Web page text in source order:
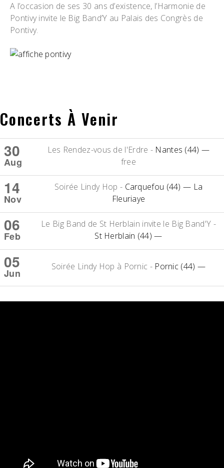
A l’occasion de ses 30 ans d’existence, l’Harmonie de
Pontivy invite le Big Band’Y au Palais des Congrès de
Pontivy.
Concerts À Venir
30
Aug
Les Rendez-vous de l'Erdre - Nantes (44) —
free
14
Nov
Soirée Lindy Hop - Carquefou (44) — La
Fleuriaye
06
Feb
Le Big Band de St Herblain invite le Big Band'Y -
St Herblain (44) —
05
Jun
Soirée Lindy Hop à Pornic - Pornic (44) —